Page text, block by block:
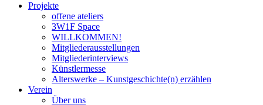
Projekte
offene ateliers
3W1F Space
WILLKOMMEN!
Mitgliederausstellungen
Mitgliederinterviews
Künstlermesse
Alterswerke – Kunstgeschichte(n) erzählen
Verein
Über uns